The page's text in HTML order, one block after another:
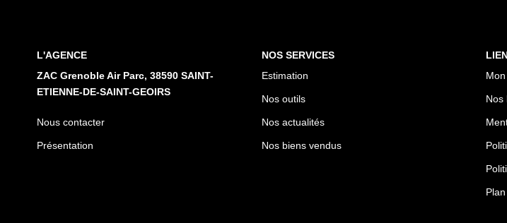
L'AGENCE
ZAC Grenoble Air Parc, 38590 SAINT-
ETIENNE-DE-SAINT-GEOIRS
Nous contacter
Présentation
NOS SERVICES
Estimation
Nos outils
Nos actualités
Nos biens vendus
Nos